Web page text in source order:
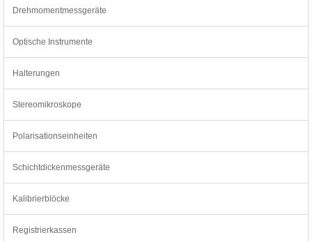
Drehmomentmessgeräte
Optische Instrumente
Halterungen
Stereomikroskope
Polarisationseinheiten
Schichtdickenmessgeräte
Kalibrierblöcke
Registrierkassen